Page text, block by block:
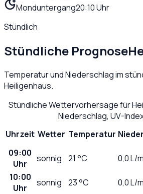
Monduntergang20:10 Uhr
Stündlich
Stündliche Prognose
Temperatur und Niederschlag im
Heiligenhaus.
Stündliche Wettervorhersage für
Niederschlag, UV-
Uhrzeit Wetter Temperatur
09:00
Uhr
sonnig 21 °C 0,0L/
10:00
Uhr
sonnig 23°C 0,0L/